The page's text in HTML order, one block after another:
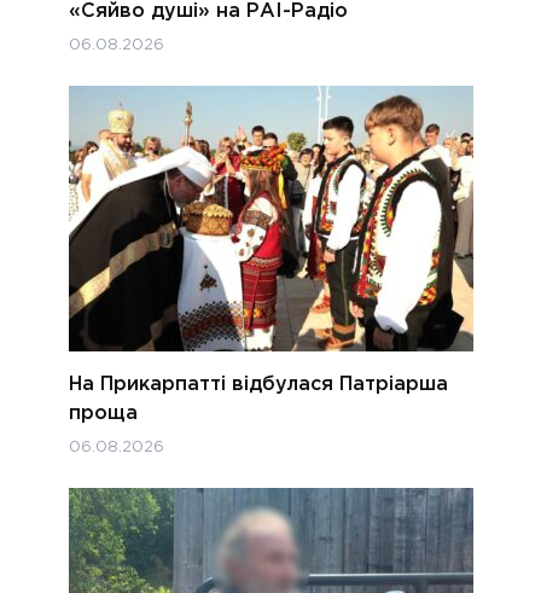
«Сяйво душі» на РАІ-Радіо
06.08.2026
На Прикарпатті відбулася Патріарша
проща
06.08.2026